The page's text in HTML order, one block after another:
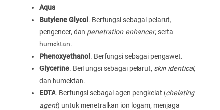
Aqua
Butylene Glycol . Berfungsi sebagai pelarut,
pengencer, dan penetration enhancer, serta
humektan.
Phenoxyethanol . Berfungsi sebagai pengawet.
Glycerine. Berfungsi sebagai pelarut, skin identical,
dan humektan.
EDTA. Berfungsi sebagai agen pengkelat (chelating
agent) untuk menetralkan ion logam, menjaga